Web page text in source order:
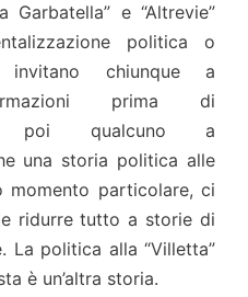
Garbatella” e “Altrevie”
politica o
invitano chiunque a
prima di
poi qualcuno a
una storia politica alle
particolare, ci
ridurre tutto a storie di
La politica alla “Villetta”
è un’altra storia.